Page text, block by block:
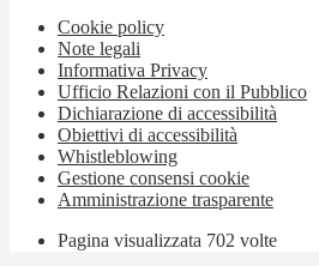
Cookie policy
Note legali
Informativa Privacy
Ufficio Relazioni con il Pubblico
Dichiarazione di accessibilità
Obiettivi di accessibilità
Whistleblowing
Gestione consensi cookie
Amministrazione trasparente
Pagina visualizzata 702 volte